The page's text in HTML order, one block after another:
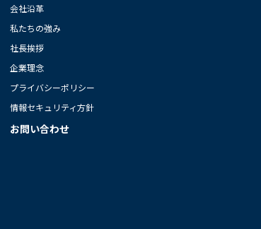
会社沿革
私たちの強み
社長挨拶
企業理念
プライバシーポリシー
情報セキュリティ方針
お問い合わせ